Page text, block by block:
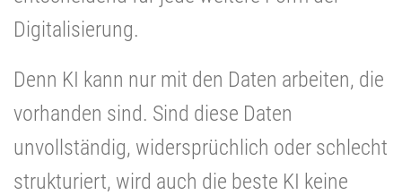
Digitalisierung.
Denn KI kann nur mit den Daten arbeiten, die
vorhanden sind. Sind diese Daten
unvollständig, widersprüchlich oder schlecht
strukturiert, wird auch die beste KI keine